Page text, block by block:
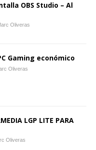
OBS Studio – Al
Oliveras
Gaming económico
Oliveras
LGP LITE PARA
Oliveras